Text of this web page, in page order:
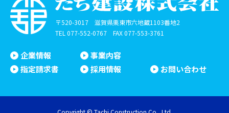
〒520-3017 滋賀県栗東市六地蔵1103番地2
TEL077-552-0767 FAX 077-553-3761
企業情報
事業内容
指定請求書
採用情報 お問い合わせ